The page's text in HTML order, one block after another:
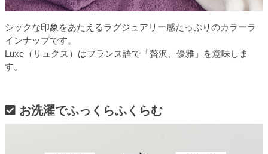
シックな印象をあたえるラグジュアリー感たっぷりのカラーラ
インナップです。
Luxe（リュクス）はフランス語で「贅沢、優雅」を意味しま
す。
お洗濯でふっくらふくらむ